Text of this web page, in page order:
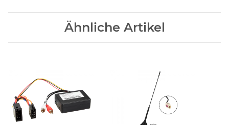
Ähnliche Artikel